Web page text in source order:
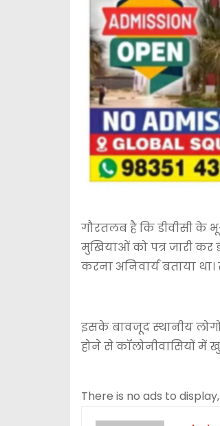
गौरतलब है कि डीवीसी के
मुखियाओं को पत्र जारी कर
करना अनिवार्य बताया
इसके बावजूद स्थानीय
होने से कॉलोनीवासियों में
There is no ads to